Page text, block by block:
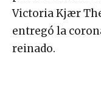
Victoria Kjær
entregó la
reinado.